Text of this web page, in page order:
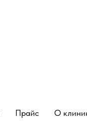
Прайс О